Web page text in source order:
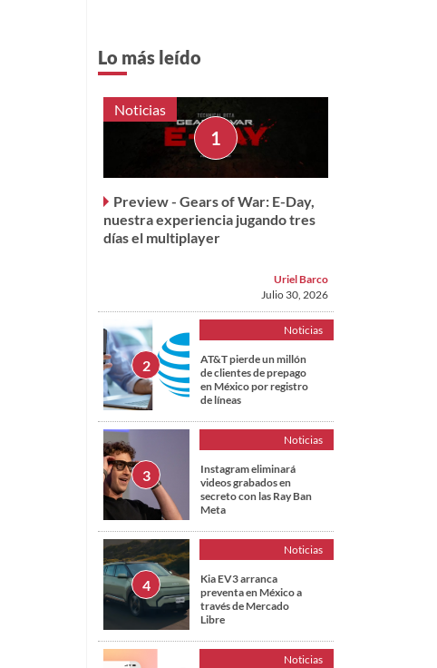
Lo más leído
Noticias
Preview - Gears of War: E-Day,
nuestra experiencia jugando tres
días el multiplayer
Uriel Barco
Julio 30, 2026
Noticias
AT&T pierde un millón
de clientes de prepago
en México por registro
de líneas
Noticias
Instagram eliminará
videos grabados en
secreto con las Ray Ban
Meta
Noticias
Kia EV3 arranca
preventa en México a
través de Mercado
Libre
Noticias